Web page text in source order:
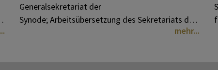
Generalsekretariat der
Synode; Arbeitsübersetzung des Sekretariats der
mehr